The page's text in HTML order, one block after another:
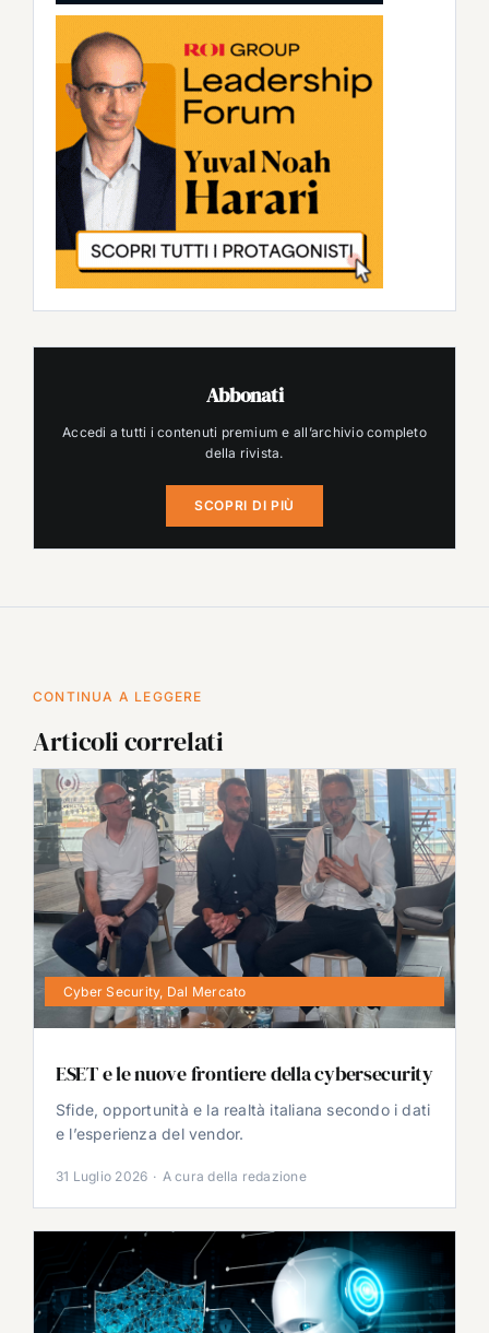
Abbonati
Accedi a tutti i contenuti premium e all’archivio completo
della rivista.
SCOPRI DI PIÙ
CONTINUA A LEGGERE
Articoli correlati
Cyber Security, Dal Mercato
ESET e le nuove frontiere della cybersecurity
Sfide, opportunità e la realtà italiana secondo i dati
e l’esperienza del vendor.
31 Luglio 2026 · A cura della redazione